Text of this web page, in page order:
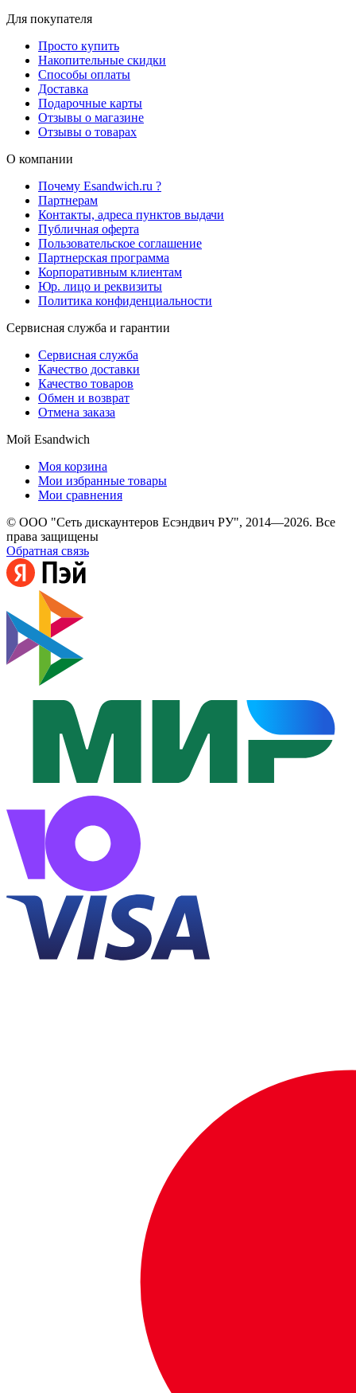
Для покупателя
Просто купить
Накопительные скидки
Способы оплаты
Доставка
Подарочные карты
Отзывы о магазине
Отзывы о товарах
О компании
Почему Esandwich.ru ?
Партнерам
Контакты, адреса пунктов выдачи
Публичная оферта
Пользовательское соглашение
Партнерская программа
Корпоративным клиентам
Юр. лицо и реквизиты
Политика конфиденциальности
Сервисная служба и гарантии
Сервисная служба
Качество доставки
Качество товаров
Обмен и возврат
Отмена заказа
Мой Esandwich
Моя корзина
Мои избранные товары
Мои сравнения
© ООО "Сеть дискаунтеров Есэндвич РУ", 2014—2026. Все
права защищены
Обратная связь